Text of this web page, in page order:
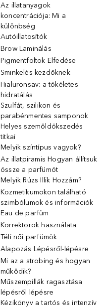
Az illatanyagok
koncentrációja: Mi a
különbség
Autóillatosítók
Brow Laminálás
Pigmentfoltok Elfedése
Sminkelés kezdőknek
Hialuronsav: a tökéletes
hidratálás
Szulfát, szilikon és
parabénmentes samponok
Helyes szemöldökszedés
titkai
Melyik színtípus vagyok?
Az illatpiramis Hogyan állítsuk
össze a parfümöt
Melyik Rúzs Illik Hozzám?
Kozmetikumokon található
szimbólumok és információk
Eau de parfüm
Korrektorok használata
Téli női parfümök
Alapozás Lépésről-lépésre
Mi az a strobing és hogyan
működik?
Műszempillák ragasztása
lépésről lépésre
Kézikönyv a tartós és intenzív